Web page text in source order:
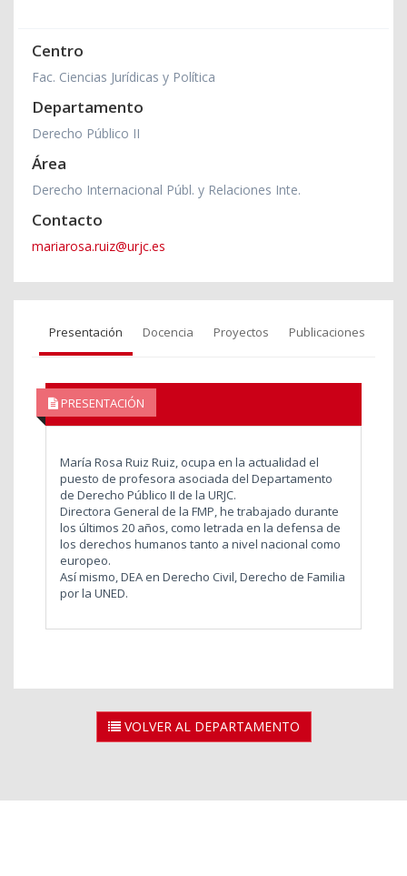
Centro
Fac. Ciencias Jurídicas y Política
Departamento
Derecho Público II
Área
Derecho Internacional Públ. y Relaciones Inte.
Contacto
mariarosa.ruiz@urjc.es
Presentación Docencia Proyectos Publicaciones
PRESENTACIÓN
María Rosa Ruiz Ruiz, ocupa en la actualidad el
puesto de profesora asociada del Departamento
de Derecho Público II de la URJC.
Directora General de la FMP, he trabajado durante
los últimos 20 años, como letrada en la defensa de
los derechos humanos tanto a nivel nacional como
europeo.
Así mismo, DEA en Derecho Civil, Derecho de Familia
por la UNED.
VOLVER AL DEPARTAMENTO